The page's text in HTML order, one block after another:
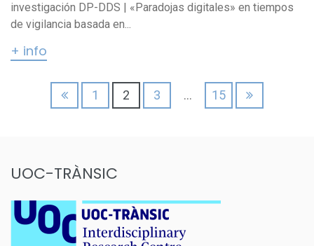
investigación DP-DDS | «Paradojas digitales» en tiempos
de vigilancia basada en...
+ info
Paginación
1 2 3 … 15
UOC-TRÀNSIC